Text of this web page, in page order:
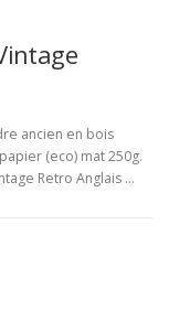
ancien en bois
(eco) mat 250g.
Retro Anglais …